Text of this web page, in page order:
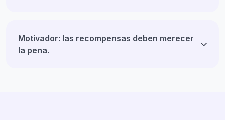
Motivador: las recompensas deben merecer
la pena.